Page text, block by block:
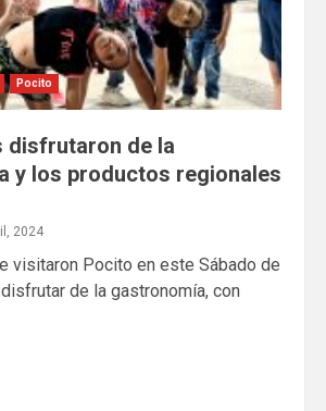
Pocito
disfrutaron de la
y los productos regionales
2024
visitaron Pocito en este Sábado de
de la gastronomía, con